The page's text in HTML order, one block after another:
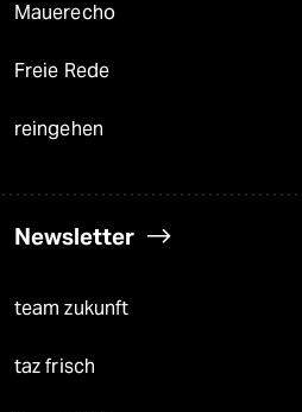
Mauerecho
Freie Rede
reingehen
Newsletter
team zukunft
taz frisch